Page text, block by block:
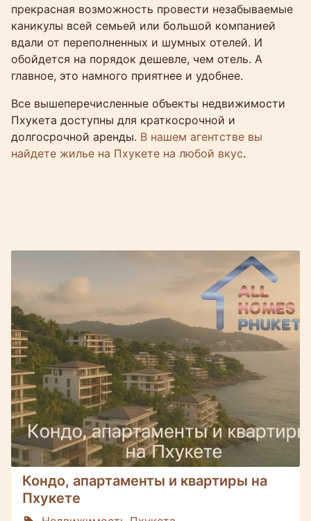
прекрасная возможность провести незабываемые
каникулы всей семьей или большой компанией
вдали от переполненных и шумных отелей. И
обойдется на порядок дешевле, чем отель. А
главное, это намного приятнее и удобнее.
Все вышеперечисленные объекты недвижимости
Пхукета доступны для краткосрочной и
долгосрочной аренды. В нашем агентстве вы
найдете жилье на Пхукете на любой вкус.
Кондо, апартаменты и квартиры на
Пхукете